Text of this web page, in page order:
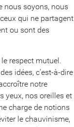
nous soyons, nous
qui ne partagent
ou sont des
respect mutuel.
idées, c’est-à-dire
notre
yeux, nos oreilles et
charge de notions
le chauvinisme,